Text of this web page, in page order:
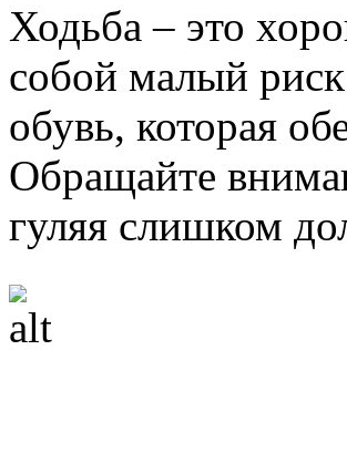
Ходьба – это
собой малый
обувь, которая
Обращайте
гуляя слишком